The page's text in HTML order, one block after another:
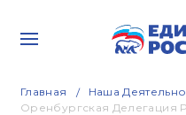
Главная Наша
Оренбургская Делегация